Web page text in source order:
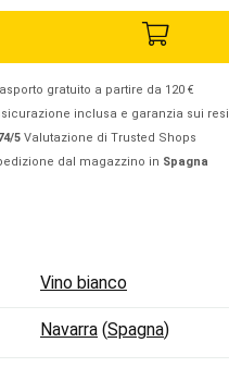
gratuito a partire da 120 €
inclusa e garanzia sui resi
5 Valutazione di Trusted Shops
dal magazzino in Spagna
Vino bianco
Navarra (Spagna)